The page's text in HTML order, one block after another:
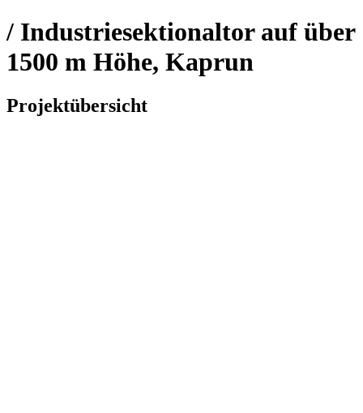
/ Industriesektionaltor auf über
1500 m Höhe, Kaprun
Projektübersicht